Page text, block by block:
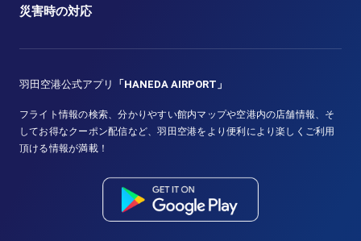
災害時の対応
羽田空港公式アプリ 「HANEDA AIRPORT」
フライト情報の検索、分かりやすい館内マップや空港内の店舗情報、そ
してお得なクーポン配信など、羽田空港をより便利により楽しくご利用
頂ける情報が満載！